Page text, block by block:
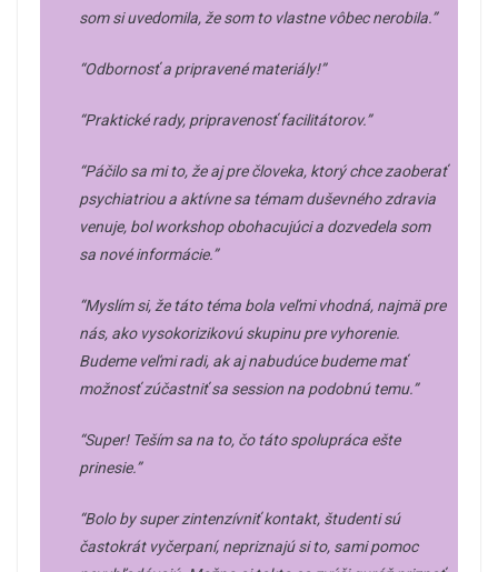
som si uvedomila, že som to vlastne vôbec nerobila.”
“Odbornosť a pripravené materiály!”
“Praktické rady, pripravenosť facilitátorov.”
“Páčilo sa mi to, že aj pre človeka, ktorý chce zaoberať
psychiatriou a aktívne sa témam duševného zdravia
venuje, bol workshop obohacujúci a dozvedela som
sa nové informácie.”
“Myslím si, že táto téma bola veľmi vhodná, najmä pre
nás, ako vysokorizikovú skupinu pre vyhorenie.
Budeme veľmi radi, ak aj nabudúce budeme mať
možnosť zúčastniť sa session na podobnú temu.”
“Super! Teším sa na to, čo táto spolupráca ešte
prinesie.”
“Bolo by super zintenzívniť kontakt, študenti sú
častokrát vyčerpaní, nepriznajú si to, sami pomoc